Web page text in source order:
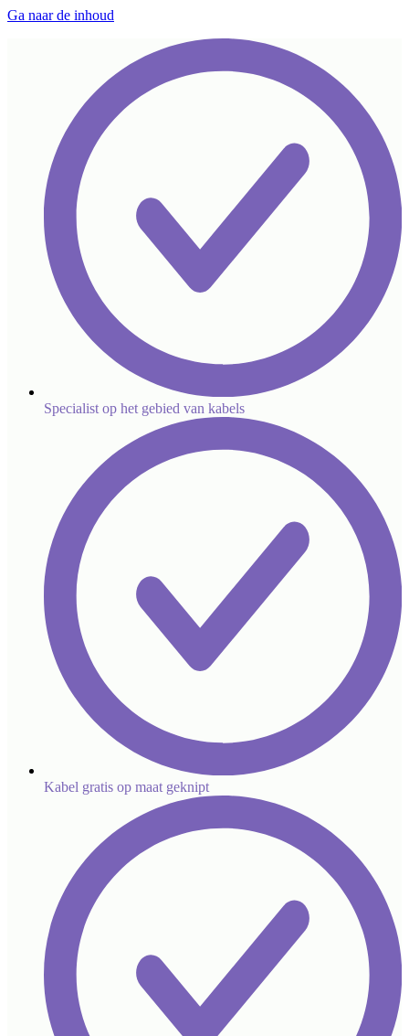
Ga naar de inhoud
Specialist op het gebied van kabels
Kabel gratis op maat geknipt